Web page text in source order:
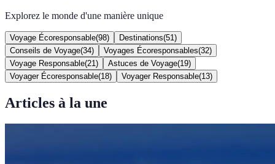
Explorez le monde d'une manière unique
Voyage Écoresponsable(98) Destinations(51 )
Conseils de Voyage(34) Voyages Écoresponsables(32)
Voyage Responsable(21 ) Astuces de Voyage(19)
Voyager Écoresponsable(18) Voyager Responsable(13)
Articles à la une